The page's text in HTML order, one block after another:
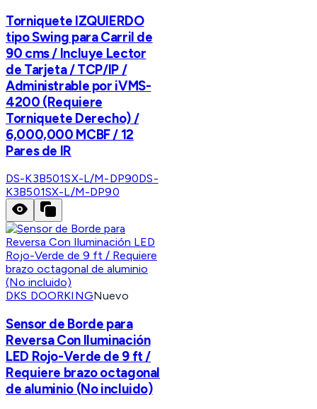
Torniquete IZQUIERDO
tipo Swing para Carril de
90 cms / Incluye Lector
de Tarjeta / TCP/IP /
Administrable por iVMS-
4200 (Requiere
Torniquete Derecho) /
6,000,000 MCBF / 12
Pares de IR
DS-K3B501SX-L/M-DP90DS-
K3B501SX-L/M-DP90
DKS DOORKINGNuevo
Sensor de Borde para
Reversa Con Iluminación
LED Rojo-Verde de 9 ft /
Requiere brazo octagonal
de aluminio (No incluido)